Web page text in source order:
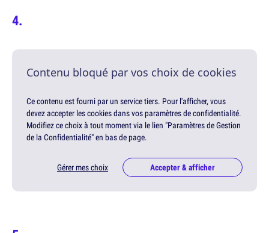
Contenu bloqué par vos choix de cookies
Ce contenu est fourni par un service tiers. Pour l'afficher, vous
devez accepter les cookies dans vos paramètres de confidentialité.
Modifiez ce choix à tout moment via le lien "Paramètres de Gestion
de la Confidentialité" en bas de page.
Gérer mes choix Accepter & afficher